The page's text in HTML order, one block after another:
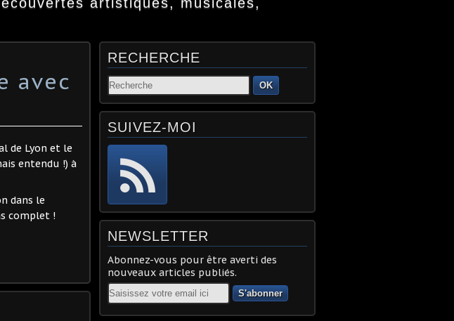
avec
de Lyon et le
entendu !) à
dans le
complet !
RECHERCHE
OK
SUIVEZ-MOI
NEWSLETTER
Abonnez-vous pour être averti des
nouveaux articles publiés.
Email